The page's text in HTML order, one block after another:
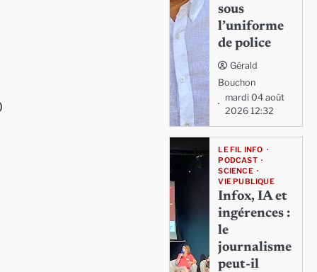
sous
l’uniforme
de police
Gérald
Bouchon
mardi 04 août
2026 12:32
LE FIL INFO
PODCAST
SCIENCE
VIE PUBLIQUE
Infox, IA et
ingérences :
le
journalisme
peut-il